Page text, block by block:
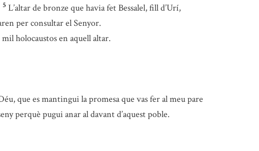
5 L’altar de bronze que havia fet Bessalel, fill d’Urí,
per consultar el Senyor.
holocaustos en aquell altar.
que es mantingui la promesa que vas fer al meu pare
perquè pugui anar al davant d’aquest poble.